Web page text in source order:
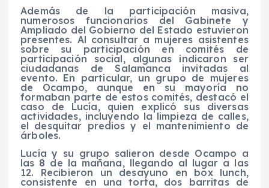
Además de la participación masiva,
numerosos funcionarios del Gabinete y
Ampliado del Gobierno del Estado estuvieron
presentes. Al consultar a mujeres asistentes
sobre su participación en comités de
participación social, algunas indicaron ser
ciudadanas de Salamanca invitadas al
evento. En particular, un grupo de mujeres
de Ocampo, aunque en su mayoría no
formaban parte de estos comités, destacó el
caso de Lucía, quien explicó sus diversas
actividades, incluyendo la limpieza de calles,
el desquitar predios y el mantenimiento de
árboles.
Lucía y su grupo salieron desde Ocampo a
las 8 de la mañana, llegando al lugar a las
12. Recibieron un desayuno en box lunch,
consistente en una torta, dos barritas de